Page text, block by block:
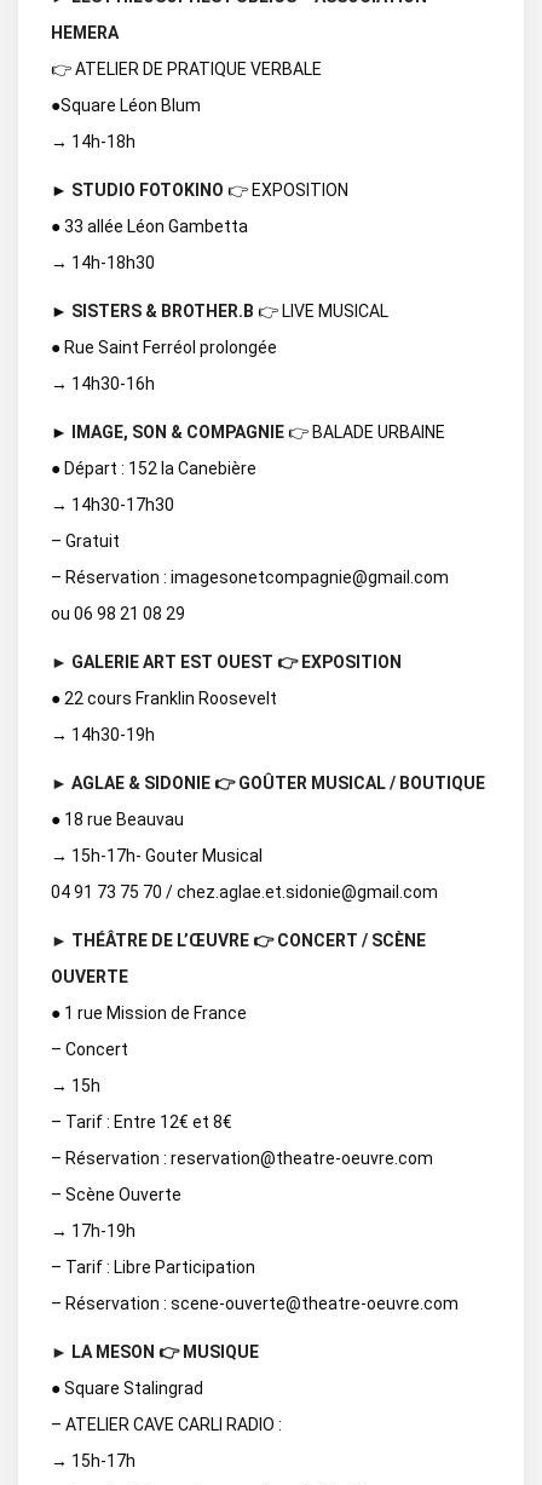
HEMERA
👉 ATELIER DE PRATIQUE VERBALE
●Square Léon Blum
→ 14h-18h
► STUDIO FOTOKINO 👉 EXPOSITION
● 33 allée Léon Gambetta
→ 14h-18h30
► SISTERS & BROTHER.B 👉 LIVE MUSICAL
● Rue Saint Ferréol prolongée
→ 14h30-16h
► IMAGE, SON & COMPAGNIE👉 BALADE URBAINE
● Départ : 152 la Canebière
→ 14h30-17h30
– Gratuit
– Réservation : imagesonetcompagnie@gmail.com
ou 06 98 21 08 29
► GALERIE ART EST OUEST 👉 EXPOSITION
● 22 cours Franklin Roosevelt
→ 14h30-19h
► AGLAE & SIDONIE 👉 GOÛTER MUSICAL / BOUTIQUE
● 18 rue Beauvau
→ 15h-17h- Gouter Musical
04 91 73 75 70 / chez.aglae.et.sidonie@gmail.com
► THÉÂTRE DE L’ŒUVRE 👉 CONCERT / SCÈNE
OUVERTE
● 1 rue Mission de France
– Concert
→ 15h
– Tarif : Entre 12€ et 8€
– Réservation : reservation@theatre-oeuvre.com
– Scène Ouverte
→ 17h-19h
– Tarif : Libre Participation
– Réservation : scene-ouverte@theatre-oeuvre.com
► LA MESON 👉 MUSIQUE
● Square Stalingrad
– ATELIER CAVE CARLI RADIO :
→ 15h-17h